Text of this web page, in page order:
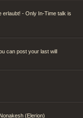
erlaubt! - Only In-Time talk is
can post your last will
(Elerion)